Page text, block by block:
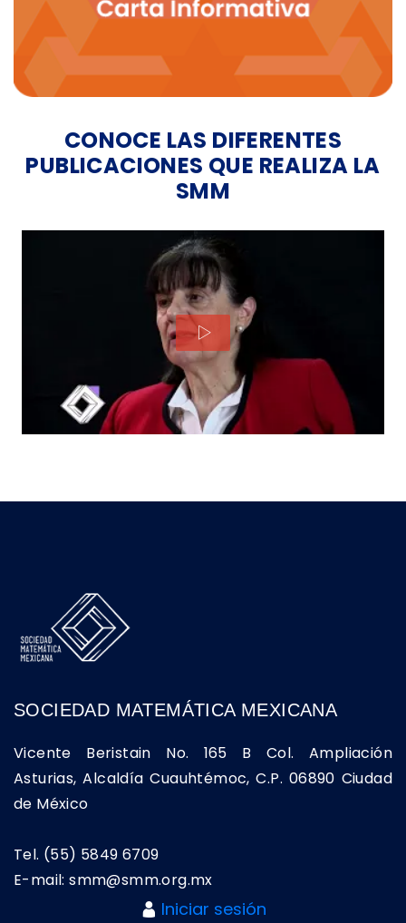
CONOCE LAS DIFERENTES
PUBLICACIONES QUE REALIZA LA
SMM
SOCIEDAD MATEMÁTICA MEXICANA
Vicente Beristain No. 165 B Col. Ampliación
Asturias, Alcaldía Cuauhtémoc, C.P. 06890 Ciudad
de México
Tel. (55) 5849 6709
E-mail: smm@smm.org.mx
Iniciar sesión